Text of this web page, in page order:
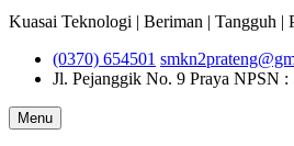
Kuasai Teknologi | Beriman | Tangguh |
(0370) 654501
Jl. Pejanggik No. 9 Praya NPSN :
Menu